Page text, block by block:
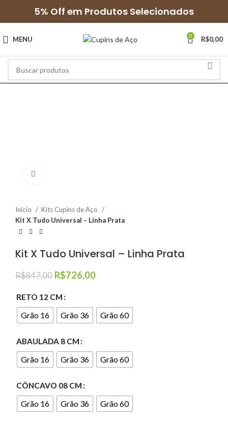
5% Off em Produtos Selecionados
MENU 0 R$0,00
Início
Kits Cupins de Aço
Kit X Tudo Universal – Linha Prata
Kit X Tudo Universal – Linha Prata
R$847,00 R$726,00
RETO 12 CM
Grão 16 Grão 36 Grão 60
ABAULADA 8 CM
Grão 16 Grão 36 Grão 60
CÔNCAVO 08 CM
Grão 16 Grão 36 Grão 60